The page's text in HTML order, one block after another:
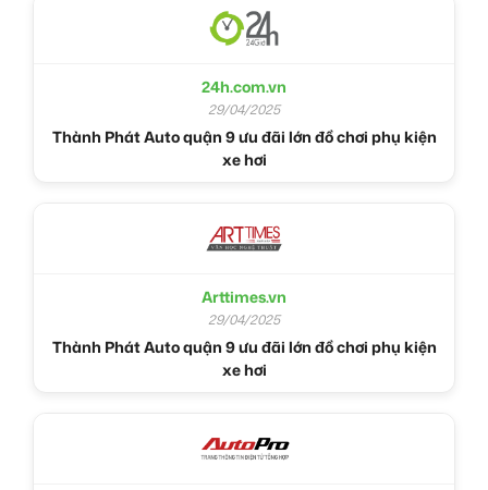
24h.com.vn
29/04/2025
Thành Phát Auto quận 9 ưu đãi lớn đồ chơi phụ kiện
xe hơi
Arttimes.vn
29/04/2025
Thành Phát Auto quận 9 ưu đãi lớn đồ chơi phụ kiện
xe hơi